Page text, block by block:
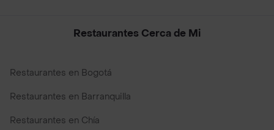
Restaurantes Cerca de Mi
Restaurantes en Bogotá
Restaurantes en Barranquilla
Restaurantes en Chía